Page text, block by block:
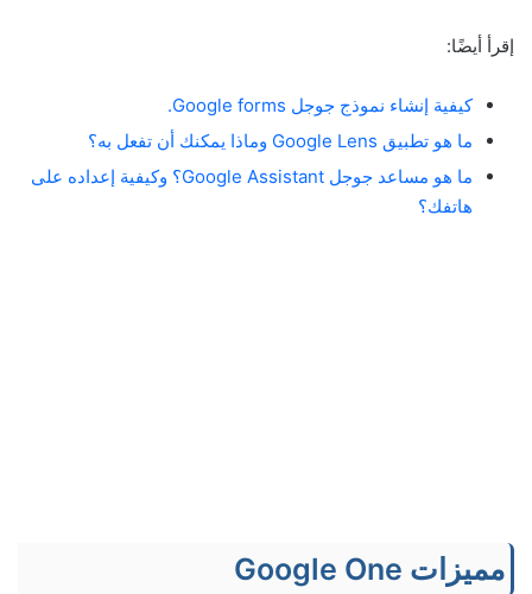
إقرأ أيضًا:
كيفية إنشاء نموذج جوجل Google forms.
ما هو تطبيق Google Lens وماذا يمكنك أن تفعل به؟
ما هو مساعد جوجل Google Assistant؟ وكيفية إعداده على
هاتفك؟
مميزات Google One